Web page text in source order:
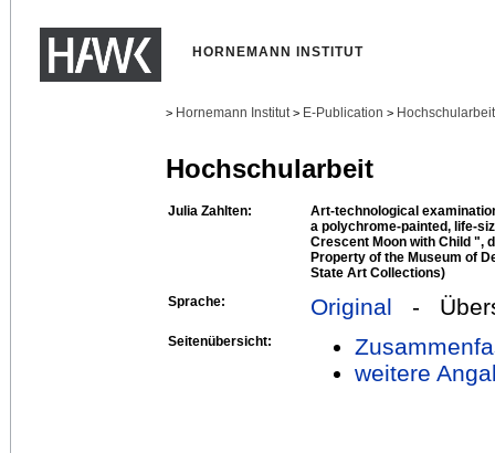
HORNEMANN INSTITUT
> Hornemann Institut > E-Publication >
Hochschularbeit
Julia Zahlten:
Art-technological
a polychrome-painted, life-
Crescent Moon with Child ",
Property of the Museum of
State Art Collections)
Sprache:
Original -
Seitenübersicht:
weitere